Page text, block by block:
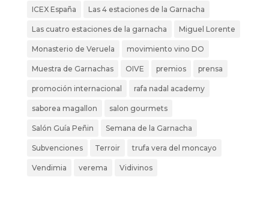
ICEX España Las 4 estaciones de la Garnacha
Las cuatro estaciones de la garnacha Miguel Lorente
Monasterio de Veruela movimiento vino DO
Muestra de Garnachas OIVE premios prensa
promoción internacional rafa nadal academy
saborea magallon salon gourmets
Salón Guía Peñin Semana de la Garnacha
Subvenciones Terroir trufa vera del moncayo
Vendimia verema Vidivinos